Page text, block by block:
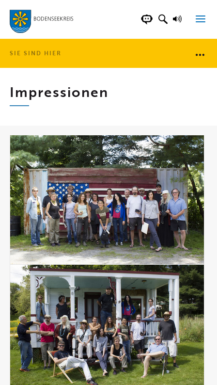
LANDKREISCHATBOT DER
SUCHFELD
SIE SIND HIER
Impressionen